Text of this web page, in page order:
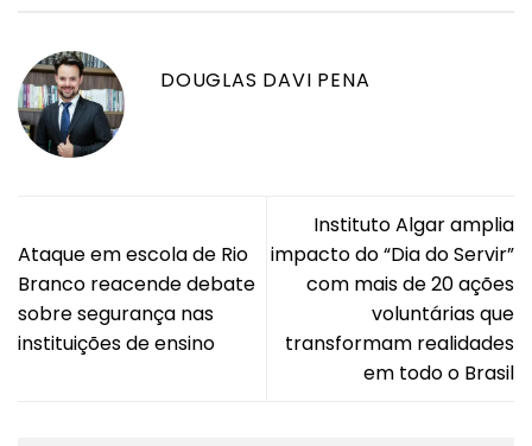
DOUGLAS DAVI PENA
Ataque em escola de Rio
Branco reacende debate
sobre segurança nas
instituições de ensino
Instituto Algar amplia
impacto do “Dia do Servir”
com mais de 20 ações
voluntárias que
transformam realidades
em todo o Brasil